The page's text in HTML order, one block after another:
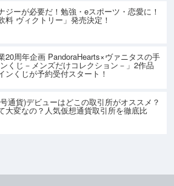
ジーが必要だ！勉強・eスポーツ・恋愛に！
料 ヴィクトリー」発売決定！
20周年企画 PandoraHearts×ヴァニタスの手
くじ－メンズだけコレクション－」2作品
ンくじが予約受付スタート！
通貨)デビューはどこの取引所がオススメ？
大変なの？人気仮想通貨取引所を徹底比